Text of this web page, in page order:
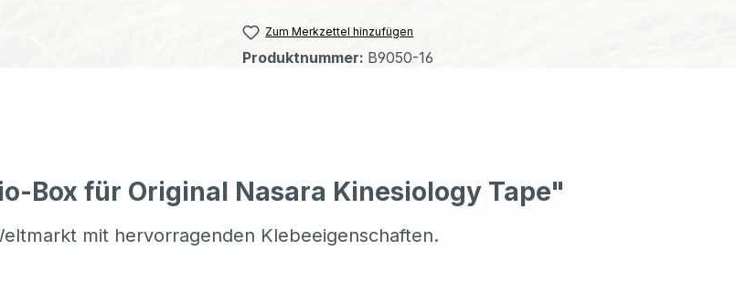
Zum Merkzettel hinzufügen
Produktnummer: B9050-16
Box für Original Nasara Kinesiology Tape"
mit hervorragenden Klebeeigenschaften.